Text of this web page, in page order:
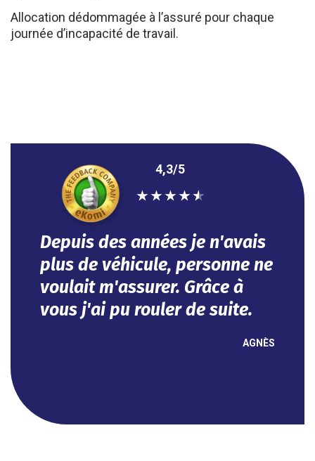
Allocation dédommagée à l’assuré pour chaque
journée d’incapacité de travail.
4,3/5
★ ★ ★ ★ ★
ne
Efficace, vous avez répondu à
mes besoins dans l'urgence.
Tout se fait en ligne.
Impeccable !
NOUHA